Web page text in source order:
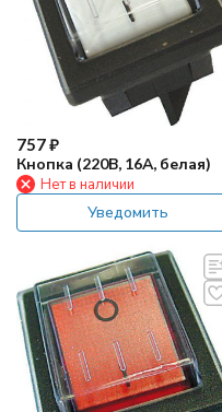
757₽
Кнопка (220В, 16А, белая)
Нет в наличии
Уведомить